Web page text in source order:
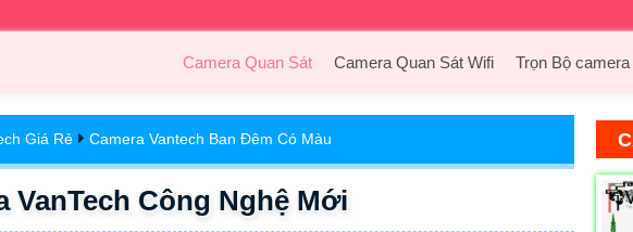
Camera Quan Sát Camera Quan Sát Wifi Trọn Bộ camera
Giá Rẻ Camera Vantech Ban Đêm Có Màu
VanTech Công Nghệ Mới